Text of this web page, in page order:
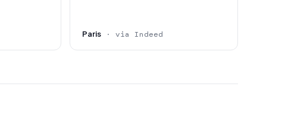
Paris · via Indeed